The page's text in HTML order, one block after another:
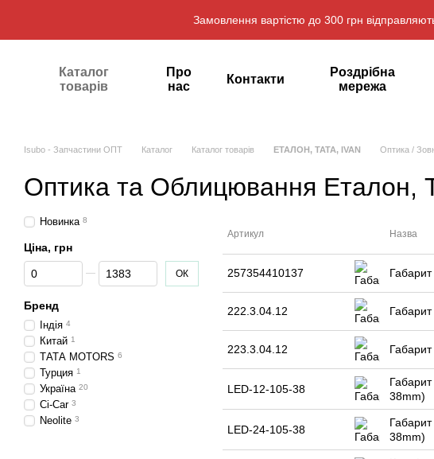
Замовлення вартістю до 300 грн
Каталог
товарів
Про
нас
Контакти
Роздрібна
мережа
Isubo - Запчастини ОПТ Каталог Каталог товарів ЕТАЛОН, ТАТА, IVAN Оптика /
Оптика та Облицювання Еталон,
Артикул Назва
257354410137
222.3.04.12
223.3.04.12
LED-12-105-38
38mm)
LED-24-105-38
38mm)
Новинка 8
Ціна, грн
Від Ціна, грн
До Ціна, грн ОК
Бренд
Індія 4
Китай 1
ТАТА MOTORS 6
Турция 1
Україна 20
Ci-Car 3
Neolite 3